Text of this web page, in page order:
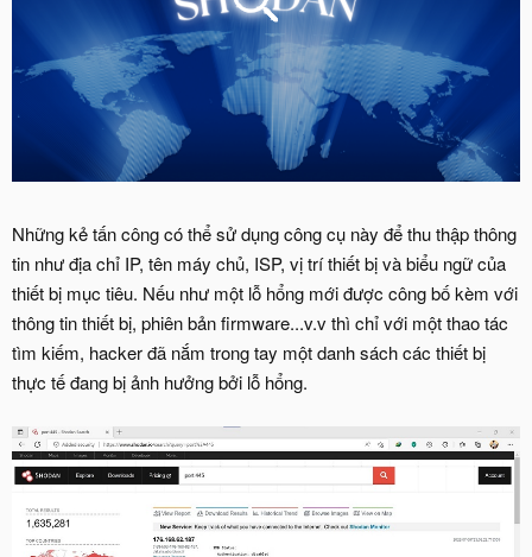
Những kẻ tấn công có thể sử dụng công cụ này để thu thập thông
tin như địa chỉ IP, tên máy chủ, ISP, vị trí thiết bị và biểu ngữ của
thiết bị mục tiêu. Nếu như một lỗ hổng mới được công bố kèm với
thông tin thiết bị, phiên bản firmware...v.v thì chỉ với một thao tác
tìm kiếm, hacker đã nắm trong tay một danh sách các thiết bị
thực tế đang bị ảnh hưởng bởi lỗ hổng.